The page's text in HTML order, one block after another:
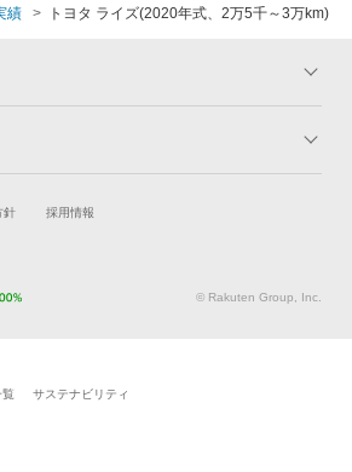
績 トヨタ ライズ(2020年式、2万5千～3万km)
キャンペーン一覧
新車購入
自動車保険
針 採用情報
© Rakuten Group, Inc.
サステナビリティ